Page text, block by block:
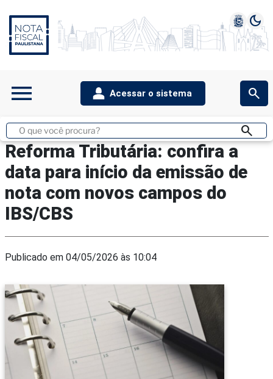
3 4
dark_mode
menu search
Buscar
no
site
search
Acessar o sistema
Reforma Tributária: confira a
data para início da emissão de
nota com novos campos do
IBS/CBS
Publicado em 04/05/2026 às 10:04